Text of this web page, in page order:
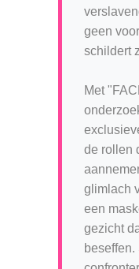
geen
schildert
Met
de rollen
glimlach
een
gezicht